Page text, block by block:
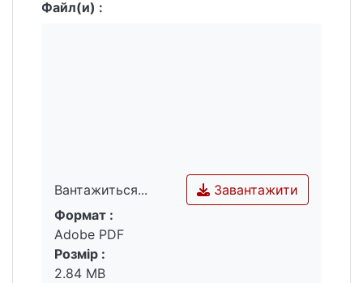
Файл(и) :
Вантажиться...
Вантажиться...
Завантажити
Формат :
Adobe PDF
Розмір :
2.84 MB